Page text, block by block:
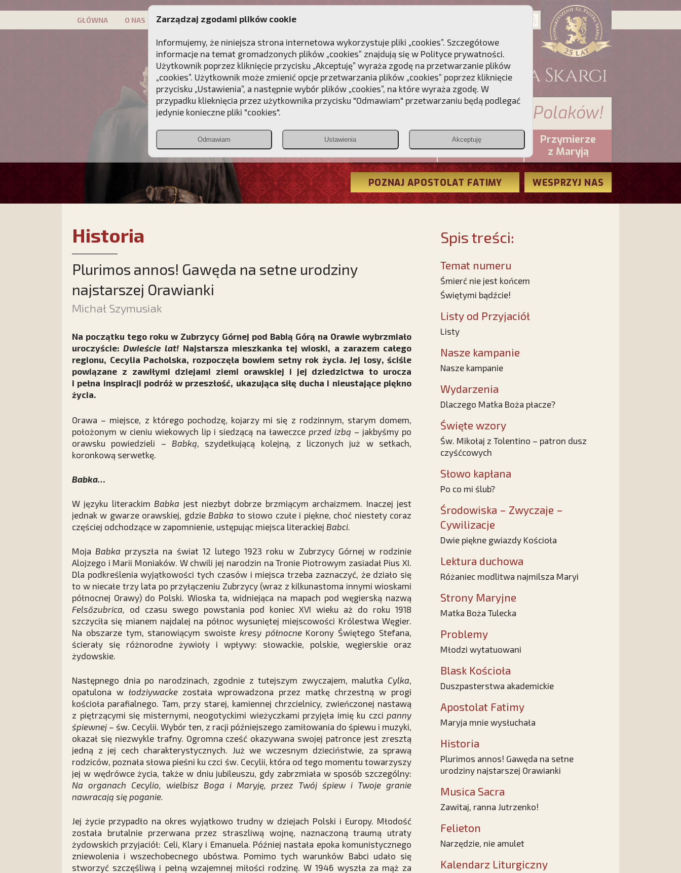
GŁÓWNA O NAS PATRON KAMPANIE DLA DUSZY
Przebudźmy sumienia Polaków!
Christiana
PCh24.pl
Przymierze
z Maryją
POZNAJ APOSTOLAT FATIMY WESPRZYJ NAS
Historia
Plurimos annos! Gawęda na setne urodziny
najstarszej Orawianki
Michał Szymusiak
Na początku tego roku w Zubrzycy Górnej pod Babią Górą na Orawie wybrzmiało
uroczyście:Dwieście lat! Najstarsza mieszkanka tej wioski, a zarazem całego
regionu, Cecylia Pacholska, rozpoczęła bowiem setny rok życia. Jej losy, ściśle
powiązane z zawiłymi dziejami ziemi orawskiej i jej dziedzictwa to urocza
i pełna inspiracji podróż w przeszłość, ukazująca siłę ducha i nieustające piękno
życia.
Orawa – miejsce, z którego pochodzę, kojarzy mi się z rodzinnym, starym domem,
położonym w cieniu wiekowych lip i siedzącą na ławeczce przed izbą – jakbyśmy po
orawsku powiedzieli – Babką, szydełkującą kolejną, z liczonych już w setkach,
koronkową serwetkę.
Babka…
W języku literackim Babka jest niezbyt dobrze brzmiącym archaizmem. Inaczej jest
jednak w gwarze orawskiej, gdzie Babka to słowo czułe i piękne, choć niestety coraz
częściej odchodzące w zapomnienie, ustępując miejsca literackiej Babci.
Moja Babka przyszła na świat 12 lutego 1923 roku w Zubrzycy Górnej w rodzinie
Alojzego i Marii Moniaków. W chwili jej narodzin na Tronie Piotrowym zasiadał Pius XI.
Dla podkreślenia wyjątkowości tych czasów i miejsca trzeba zaznaczyć, że działo się
to w niecałe trzy lata po przyłączeniu Zubrzycy (wraz z kilkunastoma innymi wioskami
północnej Orawy) do Polski. Wioska ta, widniejąca na mapach pod węgierską nazwą
Felsőzubrica, od czasu swego powstania pod koniec XVI wieku aż do roku 1918
szczyciła się mianem najdalej na północ wysuniętej miejscowości Królestwa Węgier.
Na obszarze tym, stanowiącym swoiste kresy północneKorony Świętego Stefana,
ścierały się różnorodne żywioły i wpływy: słowackie, polskie, węgierskie oraz
żydowskie.
Następnego dnia po narodzinach, zgodnie z tutejszym zwyczajem, malutka Cylka,
opatulona w łodziywackezostała wprowadzona przez matkę chrzestną w progi
kościoła parafialnego. Tam, przy starej, kamiennej chrzcielnicy, zwieńczonej nastawą
z piętrzącymi się misternymi, neogotyckimi wieżyczkami przyjęła imię ku czci panny
śpiewnej – św. Cecylii. Wybór ten, z racji późniejszego zamiłowania do śpiewu i muzyki,
okazał się niezwykle trafny. Ogromna cześć okazywana swojej patronce jest zresztą
jedną z jej cech charakterystycznych. Już we wczesnym dzieciństwie, za sprawą
rodziców, poznała słowa pieśni ku czci św. Cecylii, która od tego momentu towarzyszy
jej w wędrówce życia, także w dniu jubileuszu, gdy zabrzmiała w sposób szczególny:
Na organach Cecylio, wielbisz Boga i Maryję, przez Twój śpiew i Twoje granie
nawracają się poganie.
Jej życie przypadło na okres wyjątkowo trudny w dziejach Polski i Europy. Młodość
została brutalnie przerwana przez straszliwą wojnę, naznaczoną traumą utraty
żydowskich przyjaciół: Celi, Klary i Emanuela. Później nastała epoka komunistycznego
zniewolenia i wszechobecnego ubóstwa. Pomimo tych warunków Babci udało się
stworzyć szczęśliwą i pełną wzajemnej miłości rodzinę. W 1946 wyszła za mąż za
Spis treści:
Temat numeru
Śmierć nie jest końcem
Świętymi bądźcie!
Listy od Przyjaciół
Listy
Nasze kampanie
Nasze kampanie
Wydarzenia
Dlaczego Matka Boża płacze?
Święte wzory
Św. Mikołaj z Tolentino – patron dusz
czyśćcowych
Słowo kapłana
Po co mi ślub?
Środowiska – Zwyczaje –
Cywilizacje
Dwie piękne gwiazdy Kościoła
Lektura duchowa
Różaniec modlitwa najmilsza Maryi
Strony Maryjne
Matka Boża Tulecka
Problemy
Młodzi wytatuowani
Blask Kościoła
Duszpasterstwa akademickie
Apostolat Fatimy
Maryja mnie wysłuchała
Historia
Plurimos annos! Gawęda na setne
urodziny najstarszej Orawianki
Musica Sacra
Zawitaj, ranna Jutrzenko!
Felieton
Narzędzie, nie amulet
Kalendarz Liturgiczny
Zarządzaj zgodami plików cookie
Informujemy, że niniejsza strona internetowa wykorzystuje pliki „cookies”. Szczegółowe
informacje na temat gromadzonych plików „cookies” znajdują się w Polityce prywatności.
Użytkownik poprzez kliknięcie przycisku „Akceptuję” wyraża zgodę na przetwarzanie plików
„cookies”. Użytkownik może zmienić opcje przetwarzania plików „cookies” poprzez kliknięcie
przycisku „Ustawienia”, a następnie wybór plików „cookies”, na które wyraża zgodę. W
przypadku klieknięcia przez użytkownika przycisku "Odmawiam" przetwarzaniu będą podlegać
jedynie konieczne pliki "cookies".
Odmawiam Ustawienia Akceptuję